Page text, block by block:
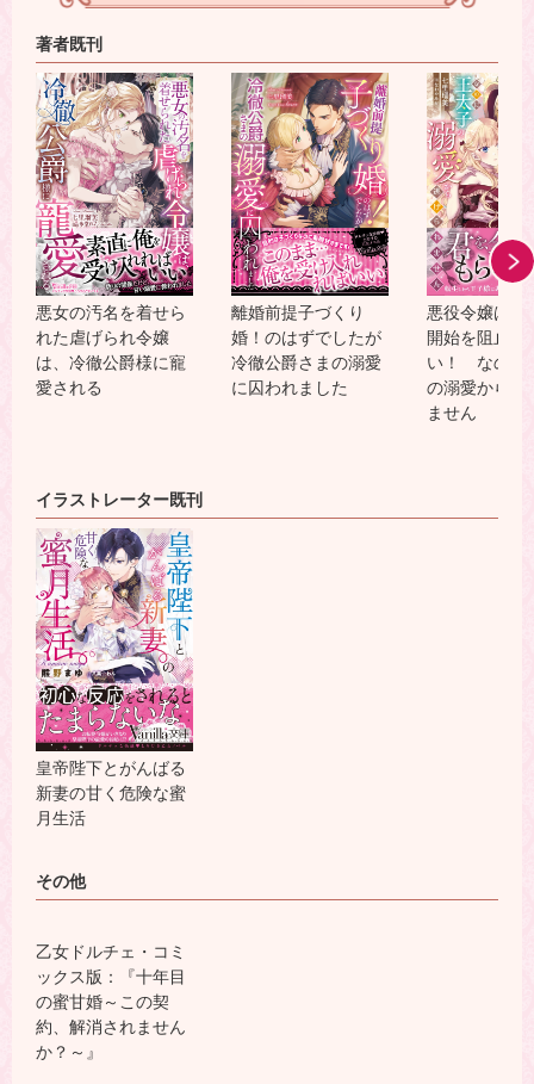
著者既刊
悪女の汚名を着せら
れた虐げられ令嬢
は、冷徹公爵様に寵
愛される
離婚前提子づくり
婚！のはずでしたが
冷徹公爵さまの溺愛
に囚われました
悪役令嬢はゲ
開始を阻止し
い！ なのに
の溺愛から逃
ません
イラストレーター既刊
皇帝陛下とがんばる
新妻の甘く危険な蜜
月生活
その他
乙女ドルチェ・コミ
ックス版：『十年目
の蜜甘婚～この契
約、解消されません
か？～』